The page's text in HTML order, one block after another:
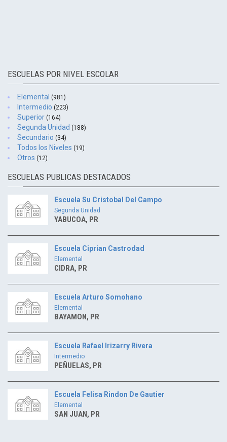
ESCUELAS POR NIVEL ESCOLAR
Elemental (981)
Intermedio (223)
Superior (164)
Segunda Unidad (188)
Secundario (34)
Todos los Niveles (19)
Otros (12)
ESCUELAS PUBLICAS DESTACADOS
Escuela Su Cristobal Del Campo
Segunda Unidad
YABUCOA, PR
Escuela Ciprian Castrodad
Elemental
CIDRA, PR
Escuela Arturo Somohano
Elemental
BAYAMON, PR
Escuela Rafael Irizarry Rivera
Intermedio
PEÑUELAS, PR
Escuela Felisa Rindon De Gautier
Elemental
SAN JUAN, PR